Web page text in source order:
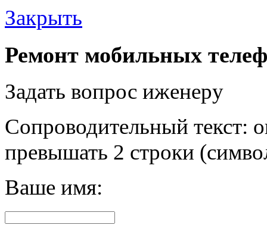
Закрыть
Ремонт мобильных
Задать вопрос иженеру
Сопроводительный текст:
превышать 2 строки
Ваше имя: